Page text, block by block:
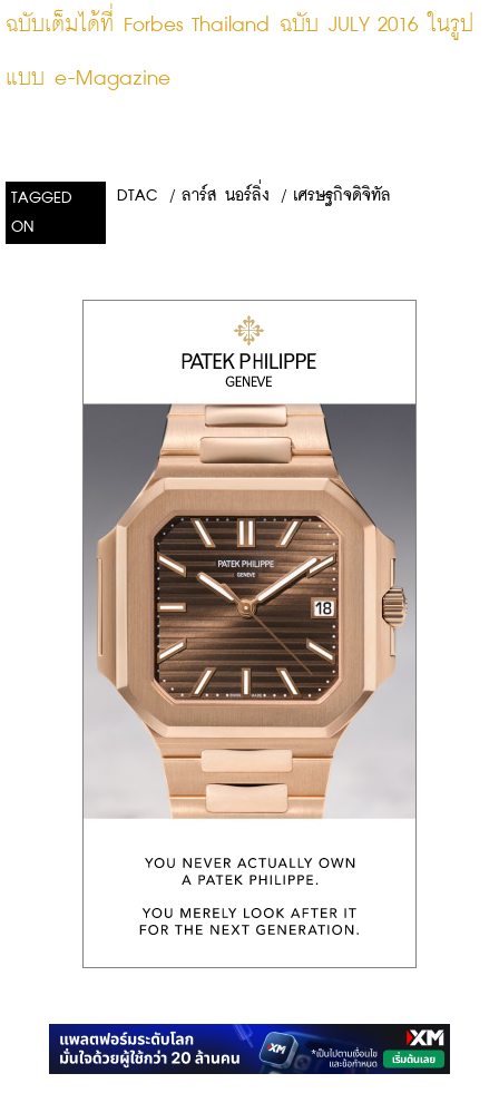
ฉบับเต็มได้ที่ Forbes Thailand ฉบับ JULY 2016 ในรูป
แบบ e-Magazine
TAGGED
ON
DTAC / ลาร์ส นอร์ลิ่ง / เศรษฐกิจดิจิทัล